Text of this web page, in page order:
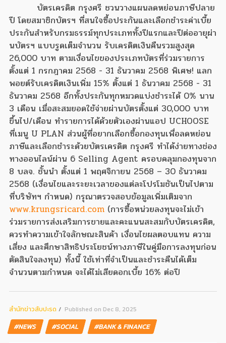
บัตรเครดิต กรุงศรี ชวนวางแผนลดหย่อนภาษีปลาย
ปี โดยสมาชิกบัตรฯ ที่สนใจซื้อประกันและเลือกชำระค่าเบี้ย
ประกันสำหรับกรมธรรม์ทุกประเภททั้งปีแรกและปีต่ออายุผ่า
นบัตรฯ แบบรูดเต็มจำนวน รับเครดิตเงินคืนรวมสูงสุด
26,000 บาท ตามเงื่อนไขของประเภทบัตรที่ร่วมรายการ
ตั้งแต่ 1 กรกฎาคม 2568 - 31 ธันวาคม 2568 พิเศษ! แลก
พอยต์รับเครดิตเงินเพิ่ม 15% ตั้งแต่ 1 ธันวาคม 2568 - 31
ธันวาคม 2568 อีกทั้งประกันทุกหมวดแบ่งชำระได้ 0% นาน
3 เดือน เมื่อสะสมยอดใช้จ่ายผ่านบัตรตั้งแต่ 30,000 บาท
ขึ้นไป/เดือน ทำรายการได้ด้วยตัวเองผ่านแอป UCHOOSE
ที่เมนู U PLAN ส่วนผู้ที่อยากเลือกซื้อกองทุนเพื่อลดหย่อน
ภาษีและเลือกชำระด้วยบัตรเครดิต กรุงศรี ทำได้ง่ายทางช่อง
ทางออนไลน์ผ่าน 6 Selling Agent ครอบคลุมกองทุนจาก
8 บลจ. ชั้นนำ ตั้งแต่ 1 พฤศจิกายน 2568 – 30 ธันวาคม
2568 (เงื่อนไขและระยะเวลาของแต่ละโปรโมชันเป็นไปตาม
ที่บริษัทฯ กำหนด) กรุณาตรวจสอบข้อมูลเพิ่มเติมจาก
www.krungsricard.com (การซื้อหน่วยลงทุนจะไม่เข้า
ร่วมรายการส่งเสริมการขายและคะแนนสะสมกับบัตรเครดิต,
ควรทำความเข้าใจลักษณะสินค้า เงื่อนไขผลตอบแทน ความ
เสี่ยง และศึกษาสิทธิประโยชน์ทางภาษีในคู่มือการลงทุนก่อน
ตัดสินใจลงทุน) ทั้งนี้ ใช้เท่าที่จำเป็นและชำระคืนได้เต็ม
จำนวนตามกำหนด จะได้ไม่เสียดอกเบี้ย 16% ต่อปี
สํานักข่าวสับปะรด Published on Dec 8, 2025
#NEWS #SOCIAL #BANK & FINANCE